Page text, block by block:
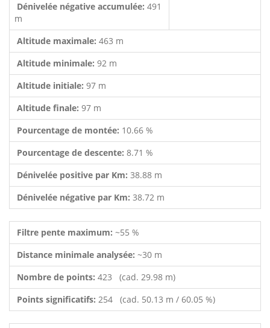
Dénivelée négative accumulée: 491
m
Altitude maximale: 463 m
Altitude minimale: 92 m
Altitude initiale: 97 m
Altitude finale: 97 m
Pourcentage de montée: 10.66 %
Pourcentage de descente: 8.71 %
Dénivelée positive par Km: 38.88 m
Dénivelée négative par Km: 38.72 m
Filtre pente maximum: ~55 %
Distance minimale analysée: ~30 m
Nombre de points: 423 (cad. 29.98 m)
Points significatifs: 254 (cad. 50.13 m / 60.05 %)